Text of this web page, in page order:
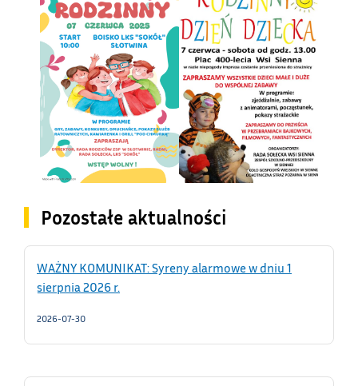
Pozostałe aktualności
WAŻNY KOMUNIKAT: Syreny alarmowe w dniu 1
sierpnia 2026 r.
2026-07-30